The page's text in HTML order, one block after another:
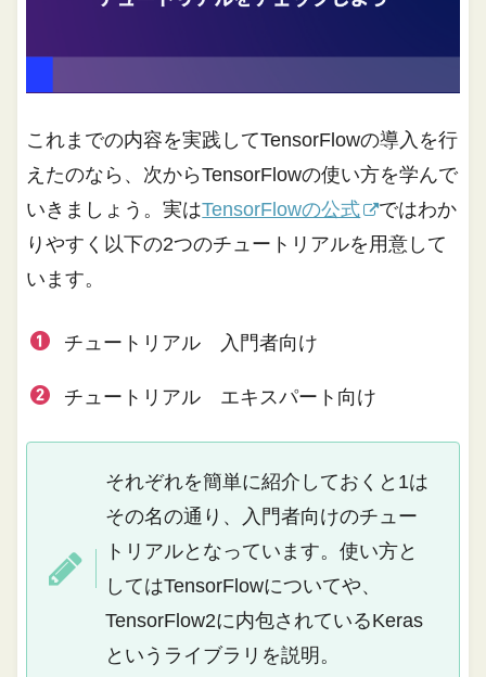
これまでの内容を実践してTensorFlowの導入を行
えたのなら、次からTensorFlowの使い方を学んで
いきましょう。実はTensorFlowの公式
ではわか
りやすく以下の2つのチュートリアルを用意して
います。
チュートリアル 入門者向け
チュートリアル エキスパート向け
それぞれを簡単に紹介しておくと1は
その名の通り、入門者向けのチュー
トリアルとなっています。使い方と
してはTensorFlowについてや、
TensorFlow2に内包されているKeras
というライブラリを説明。